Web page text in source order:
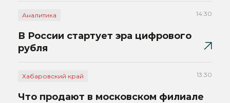
Аналитика 14:30
В России стартует эра цифрового
рубля
Хабаровский край 13:30
Что продают в московском филиале